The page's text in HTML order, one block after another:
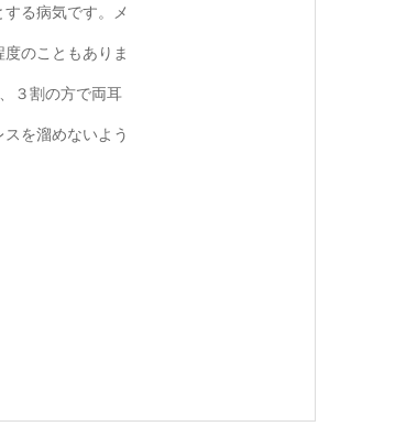
る病気です。メ
のこともありま
３割の方で両耳
を溜めないよう